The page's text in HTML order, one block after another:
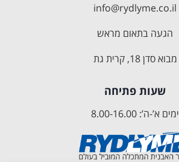
info@rydlyme.co.il
הגעה בתאום מראש
מבוא סדן 18, קרית גת
שעות פתיחה
ימים א’-ה’: 8.00-16.00